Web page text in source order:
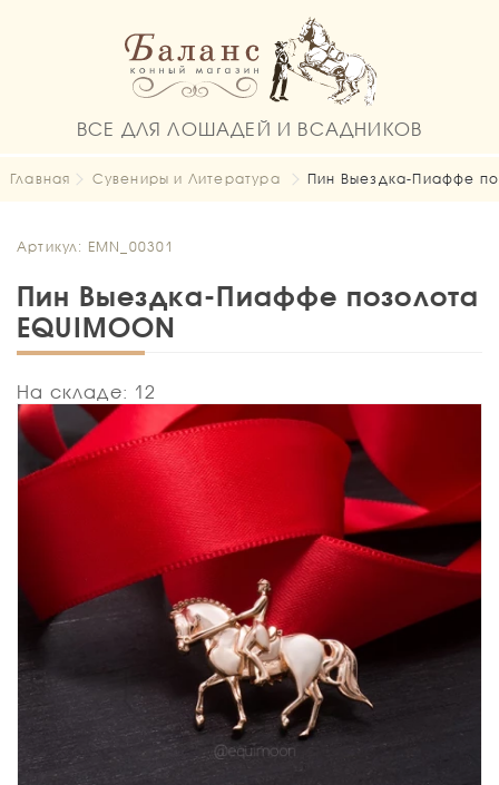
ВСЕ ДЛЯ ЛОШАДЕЙ И ВСАДНИКОВ
Главная Сувениры и Литература Пин Выездка-Пиаффе
Артикул: EMN_00301
Пин Выездка-Пиаффе позолота
EQUIMOON
На складе: 12